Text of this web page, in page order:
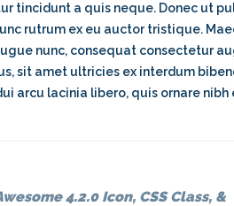
tincidunt a quis neque. Donec ut
rutrum ex eu auctor tristique.
nunc, consequat consectetur
sit amet ultricies ex interdum
arcu lacinia libero, quis ornare
4.2.0 Icon, CSS Class, &